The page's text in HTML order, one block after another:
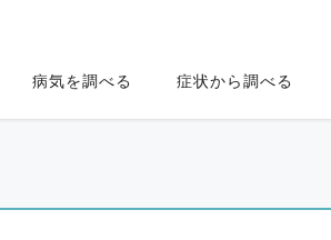
病気を調べる 症状から調べる